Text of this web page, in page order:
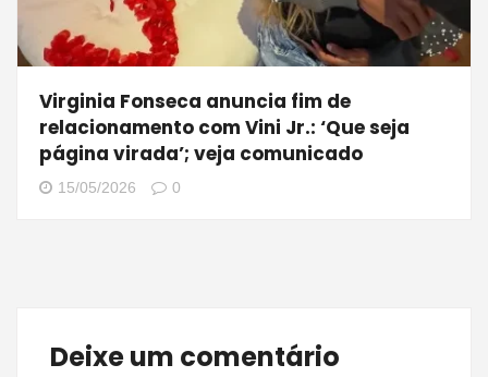
Virginia Fonseca anuncia fim de
relacionamento com Vini Jr.: ‘Que seja
página virada’; veja comunicado
15/05/2026 0
Deixe um comentário